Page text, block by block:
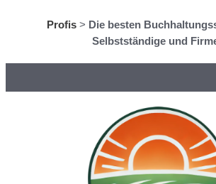
Profis> Die besten
Selbstständige und